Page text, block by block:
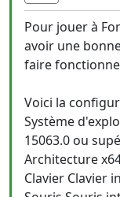
Pour jouer à
avoir une
faire
Voici la
Système
15063.0 ou
Architecture
Clavier Clavier